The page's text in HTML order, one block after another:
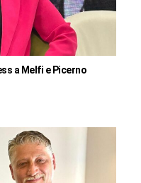
a Melfi e Picerno